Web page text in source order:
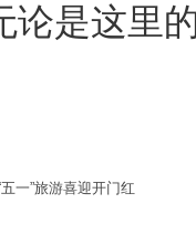
论是这里
一”旅游喜迎开门红